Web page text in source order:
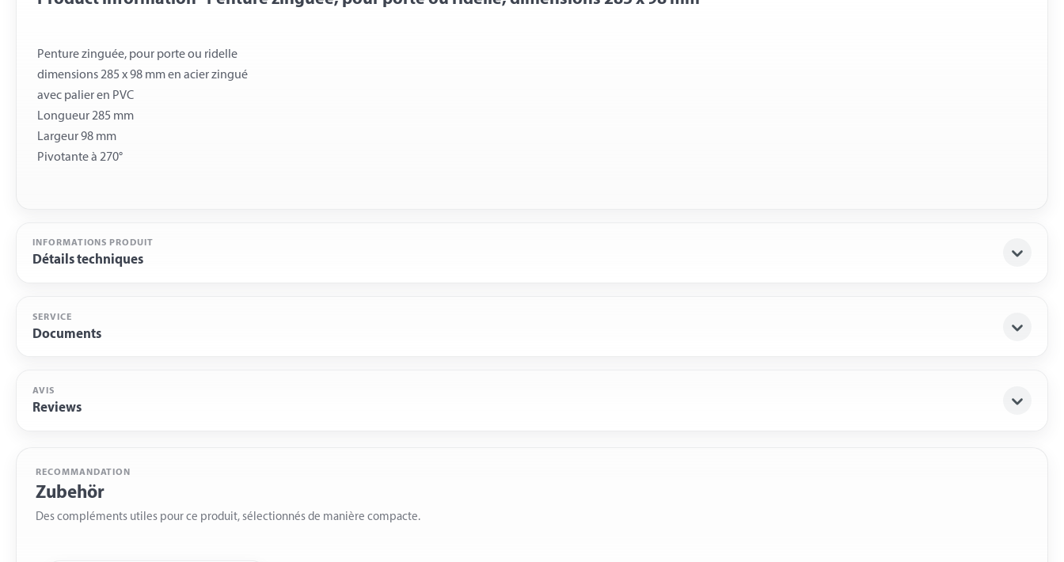
Penture zinguée, pour porte ou ridelle
dimensions 285 x 98 mm en acier zingué
avec palier en PVC
Longueur 285 mm
Largeur 98 mm
Pivotante à 270°
INFORMATIONS PRODUIT
Détails techniques
SERVICE
Documents
AVIS
Reviews
RECOMMANDATION
Zubehör
Des compléments utiles pour ce produit, sélectionnés de manière compacte.